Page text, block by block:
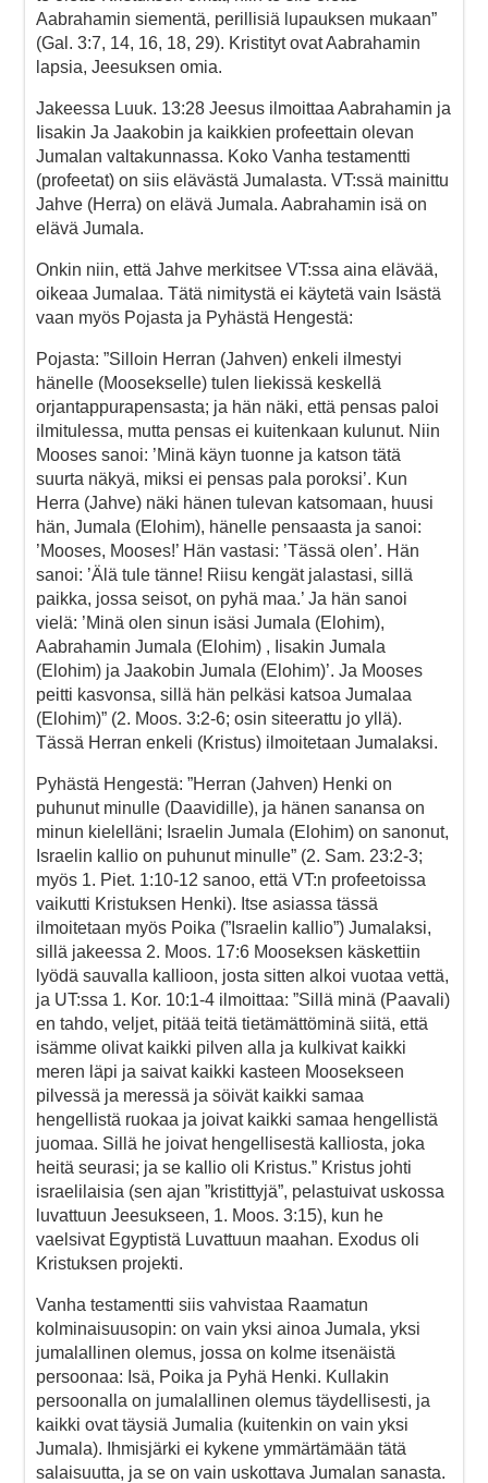
Aabrahamin siementä, perillisiä lupauksen mukaan”
(Gal. 3:7, 14, 16, 18, 29). Kristityt ovat Aabrahamin
lapsia, Jeesuksen omia.
Jakeessa Luuk. 13:28 Jeesus ilmoittaa Aabrahamin ja
Iisakin Ja Jaakobin ja kaikkien profeettain olevan
Jumalan valtakunnassa. Koko Vanha testamentti
(profeetat) on siis elävästä Jumalasta. VT:ssä mainittu
Jahve (Herra) on elävä Jumala. Aabrahamin isä on
elävä Jumala.
Onkin niin, että Jahve merkitsee VT:ssa aina elävää,
oikeaa Jumalaa. Tätä nimitystä ei käytetä vain Isästä
vaan myös Pojasta ja Pyhästä Hengestä:
Pojasta: ”Silloin Herran (Jahven) enkeli ilmestyi
hänelle (Moosekselle) tulen liekissä keskellä
orjantappurapensasta; ja hän näki, että pensas paloi
ilmitulessa, mutta pensas ei kuitenkaan kulunut. Niin
Mooses sanoi: ’Minä käyn tuonne ja katson tätä
suurta näkyä, miksi ei pensas pala poroksi’. Kun
Herra (Jahve) näki hänen tulevan katsomaan, huusi
hän, Jumala (Elohim), hänelle pensaasta ja sanoi:
’Mooses, Mooses!’ Hän vastasi: ’Tässä olen’. Hän
sanoi: ’Älä tule tänne! Riisu kengät jalastasi, sillä
paikka, jossa seisot, on pyhä maa.’ Ja hän sanoi
vielä: ’Minä olen sinun isäsi Jumala (Elohim),
Aabrahamin Jumala (Elohim) , Iisakin Jumala
(Elohim) ja Jaakobin Jumala (Elohim)’. Ja Mooses
peitti kasvonsa, sillä hän pelkäsi katsoa Jumalaa
(Elohim)” (2. Moos. 3:2-6; osin siteerattu jo yllä).
Tässä Herran enkeli (Kristus) ilmoitetaan Jumalaksi.
Pyhästä Hengestä: ”Herran (Jahven) Henki on
puhunut minulle (Daavidille), ja hänen sanansa on
minun kielelläni; Israelin Jumala (Elohim) on sanonut,
Israelin kallio on puhunut minulle” (2. Sam. 23:2-3;
myös 1. Piet. 1:10-12 sanoo, että VT:n profeetoissa
vaikutti Kristuksen Henki). Itse asiassa tässä
ilmoitetaan myös Poika (”Israelin kallio”) Jumalaksi,
sillä jakeessa 2. Moos. 17:6 Mooseksen käskettiin
lyödä sauvalla kallioon, josta sitten alkoi vuotaa vettä,
ja UT:ssa 1. Kor. 10:1-4 ilmoittaa: ”Sillä minä (Paavali)
en tahdo, veljet, pitää teitä tietämättöminä siitä, että
isämme olivat kaikki pilven alla ja kulkivat kaikki
meren läpi ja saivat kaikki kasteen Moosekseen
pilvessä ja meressä ja söivät kaikki samaa
hengellistä ruokaa ja joivat kaikki samaa hengellistä
juomaa. Sillä he joivat hengellisestä kalliosta, joka
heitä seurasi; ja se kallio oli Kristus.” Kristus johti
israelilaisia (sen ajan ”kristittyjä”, pelastuivat uskossa
luvattuun Jeesukseen, 1. Moos. 3:15), kun he
vaelsivat Egyptistä Luvattuun maahan. Exodus oli
Kristuksen projekti.
Vanha testamentti siis vahvistaa Raamatun
kolminaisuusopin: on vain yksi ainoa Jumala, yksi
jumalallinen olemus, jossa on kolme itsenäistä
persoonaa: Isä, Poika ja Pyhä Henki. Kullakin
persoonalla on jumalallinen olemus täydellisesti, ja
kaikki ovat täysiä Jumalia (kuitenkin on vain yksi
Jumala). Ihmisjärki ei kykene ymmärtämään tätä
salaisuutta, ja se on vain uskottava Jumalan sanasta.